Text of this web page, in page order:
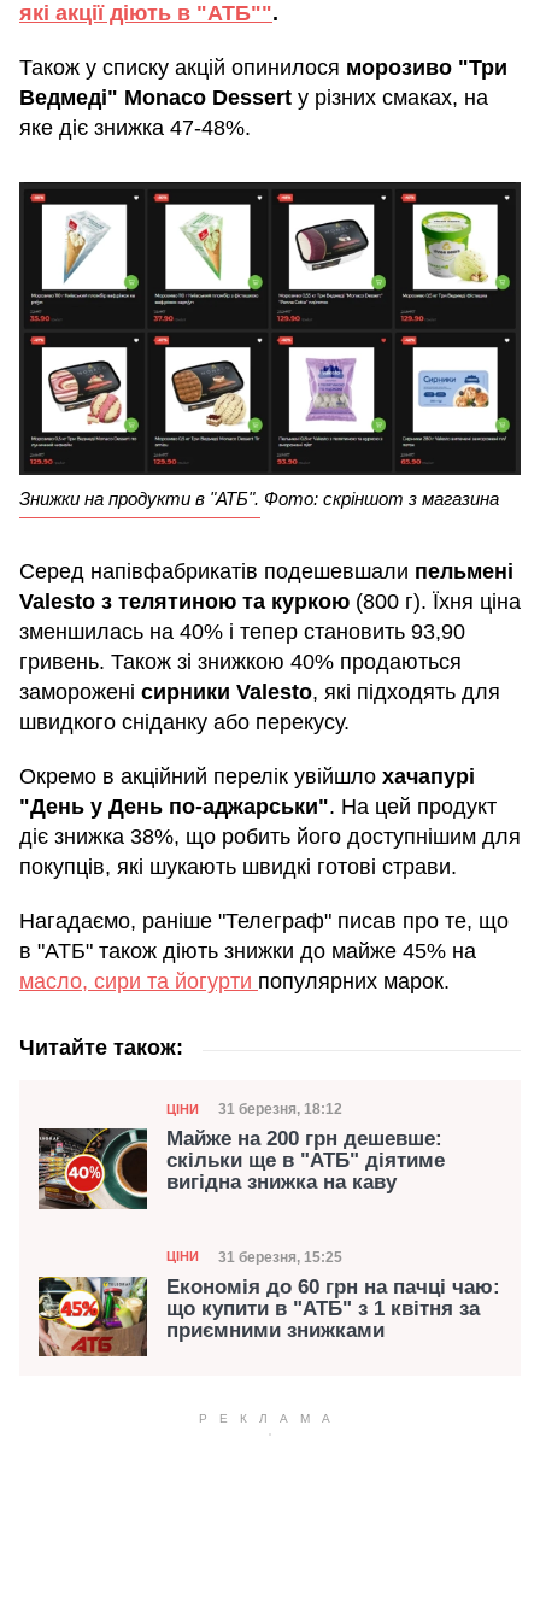
які акції діють в "АТБ"".
Також у списку акцій опинилося морозиво "Три
Ведмеді" Monaco Dessert у різних смаках, на
яке діє знижка 47-48%.
Знижки на продукти в "АТБ". Фото: скріншот з магазина
Серед напівфабрикатів подешевшали пельмені
Valesto з телятиною та куркою (800 г). Їхня ціна
зменшилась на 40% і тепер становить 93,90
гривень. Також зі знижкою 40% продаються
заморожені сирники Valesto, які підходять для
швидкого сніданку або перекусу.
Окремо в акційний перелік увійшло хачапурі
"День у День по-аджарськи". На цей продукт
діє знижка 38%, що робить його доступнішим для
покупців, які шукають швидкі готові страви.
Нагадаємо, раніше "Телеграф" писав про те, що
в "АТБ" також діють знижки до майже 45% на
масло, сири та йогурти популярних марок.
Читайте також:
Категорія
ЦІНИ Дата публікації
31 березня, 18:12
Майже на 200 грн дешевше:
скільки ще в "АТБ" діятиме
вигідна знижка на каву
Категорія
ЦІНИ Дата публікації
31 березня, 15:25
Економія до 60 грн на пачці чаю:
що купити в "АТБ" з 1 квітня за
приємними знижками